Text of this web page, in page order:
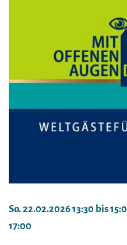
So. 22.02.2026 13:30 bis
17:00